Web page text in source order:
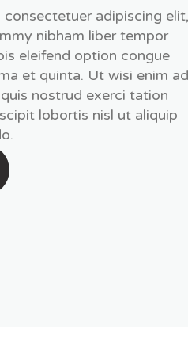
adipiscing elit,
nibham liber tempor
eleifend option congue
et quinta. Ut wisi enim ad
nostrud exerci tation
lobortis nisl ut aliquip